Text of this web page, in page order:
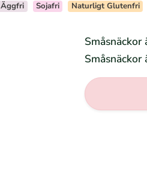
Äggfri Sojafri Naturligt Glutenfri